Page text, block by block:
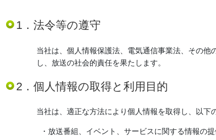
1．法令等の遵守
当社は、個人情報保護法、電気通信事業法、その
し、放送の社会的責任を果たします。
2．個人情報の取得と利用目的
当社は、適正な方法により個人情報を取得し、以下
・放送番組、イベント、サービスに関する情報の